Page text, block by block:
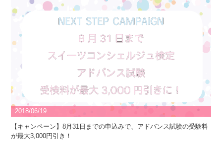
2018/06/19
【キャンペーン】8月31日までの申込みで、アドバンス試験の受験料
が最大3,000円引き！